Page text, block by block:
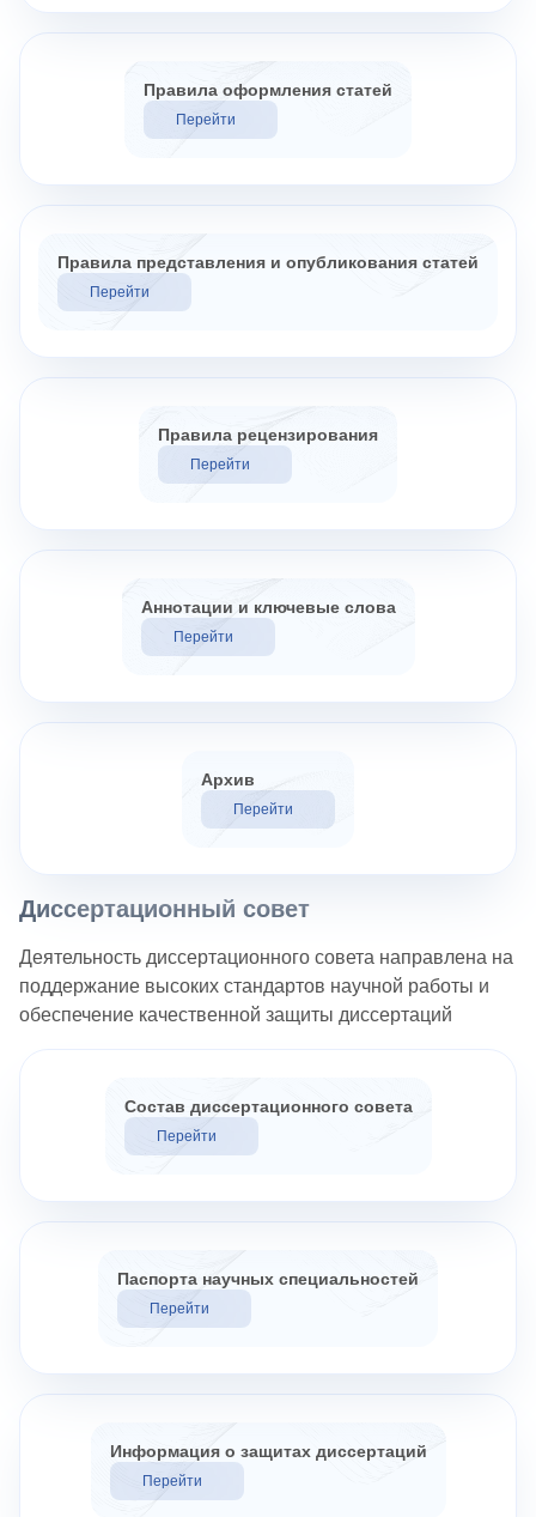
Правила оформления статей
Перейти
Правила представления и опубликования статей
Перейти
Правила рецензирования
Перейти
Аннотации и ключевые слова
Перейти
Архив
Перейти
Диссертационный совет
Деятельность диссертационного совета направлена на
поддержание высоких стандартов научной работы и
обеспечение качественной защиты диссертаций
Состав диссертационного совета
Перейти
Паспорта научных специальностей
Перейти
Информация о защитах диссертаций
Перейти